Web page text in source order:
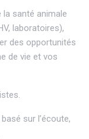
santé animale
laboratoires),
des opportunités
de vie et vos
sur l’écoute,